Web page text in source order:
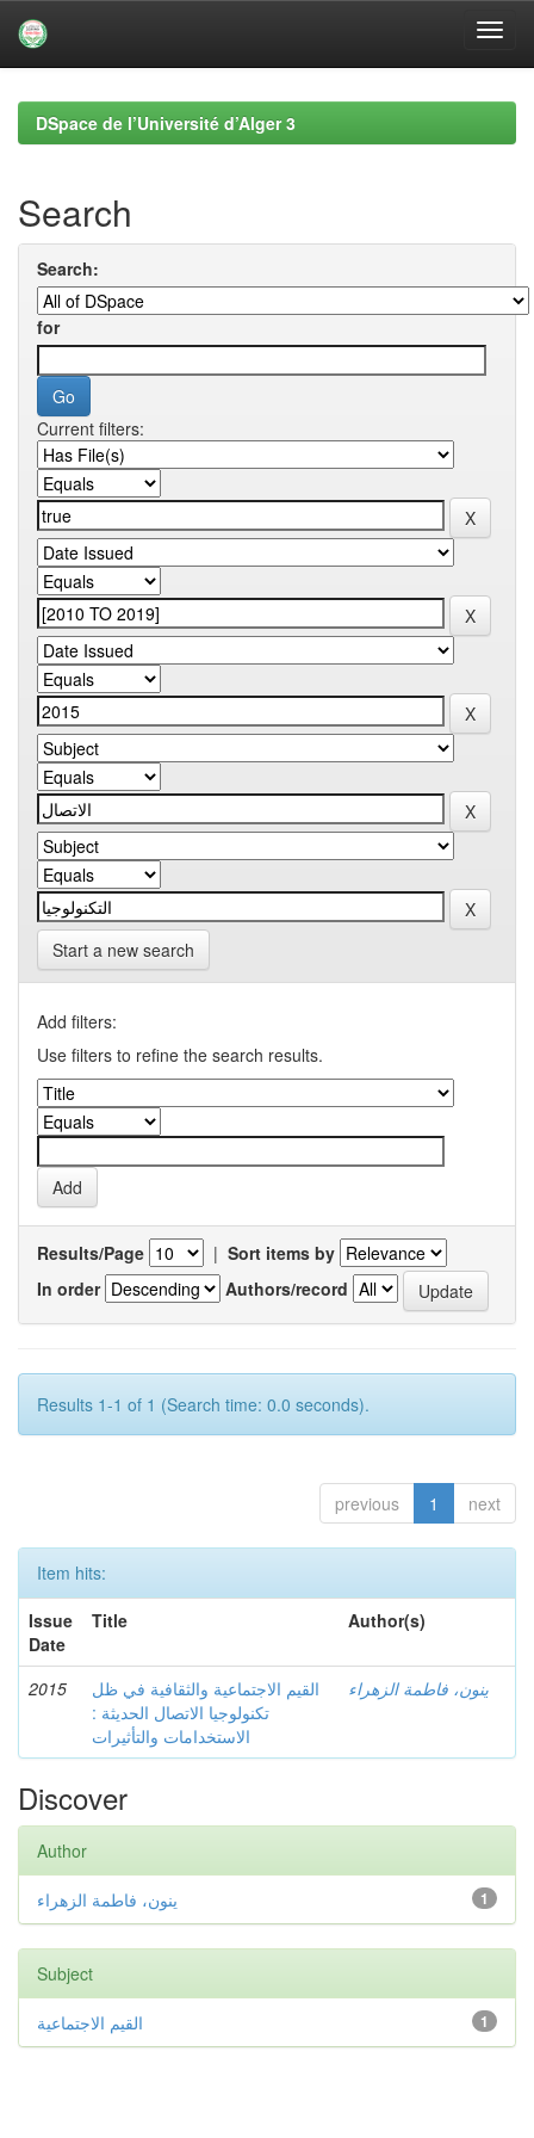
navigationDSpace de l’Université d’Alger 3
Search
Search:
for
Current filters:
Start a new search
Add filters:
Use filters to refine the search results.
Results/Page | Sort items by
In order
Authors/record
Results 1-1 of 1 (Search time: 0.0 seconds).
previous 1 next
Item hits:
Issue
Date
Title Author(s)
2015
القيم الاجتماعية والثقافية في ظل
تكنولوجيا الاتصال الحديثة :
الاستخدامات والتأثيرات
ينون، فاطمة الزهراء
Discover
Author
1 ينون، فاطمة الزهراء
Subject
1 القيم الاجتماعية